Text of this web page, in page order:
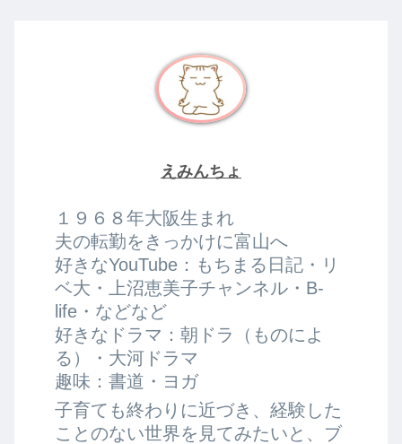
えみんちょ
１９６８年大阪生まれ
夫の転勤をきっかけに富山へ
好きなYouTube：もちまる日記・リ
ベ大・上沼恵美子チャンネル・B-
life・などなど
好きなドラマ：朝ドラ（ものによ
る）・大河ドラマ
趣味：書道・ヨガ
子育ても終わりに近づき、経験した
ことのない世界を見てみたいと、ブ